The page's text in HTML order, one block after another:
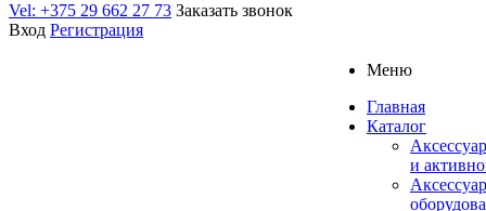
Vel: +375 29 662 27 73 Заказать звонок
Вход Регистрация
Меню
Главная
Каталог
и